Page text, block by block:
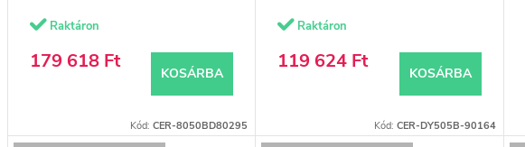
Raktáron
179 618 Ft
KOSÁRBA
Kód:CER-8050BD80295
Raktáron
119 624 Ft
KOSÁRBA
Kód: CER-DY505B-90164